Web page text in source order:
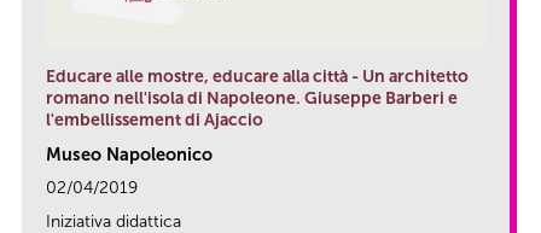
Educare alle mostre, educare alla città - Un architetto
romano nell'isola di Napoleone. Giuseppe Barberi e
l'embellissement di Ajaccio
Museo Napoleonico
02/04/2019
Iniziativa didattica